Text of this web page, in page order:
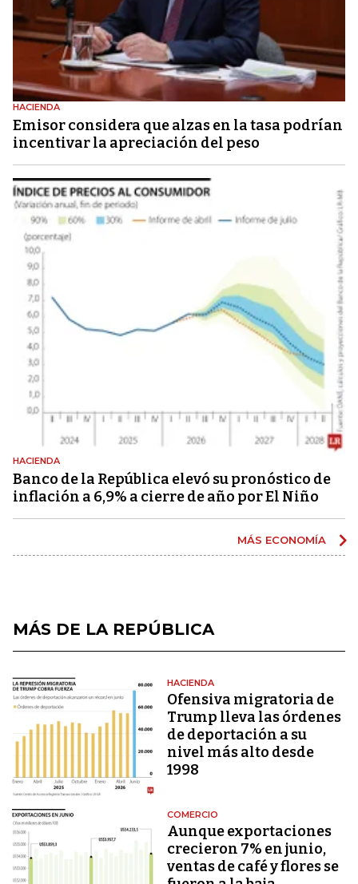
HACIENDA
Emisor considera que alzas en la tasa podrían
incentivar la apreciación del peso
HACIENDA
Banco de la República elevó su pronóstico de
inflación a 6,9% a cierre de año por El Niño
MÁS ECONOMÍA
MÁS DE LA REPÚBLICA
HACIENDA
Ofensiva migratoria de
Trump lleva las órdenes
de deportación a su
nivel más alto desde
1998
COMERCIO
Aunque exportaciones
crecieron 7% en junio,
ventas de café y flores se